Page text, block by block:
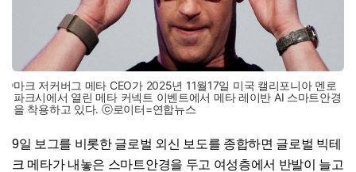
마크 저커버그 메타 CEO가 2025년 11월17일 미국 캘리포니아 멘로
파크시에서 열린 메타 커넥트 이벤트에서 메타 레이반 AI 스마트안경
을 착용하고 있다. ⓒ로이터=연합뉴스
9일 보그를 비롯한 글로벌 외신 보도를 종합하면 글로벌 빅테
크 메타가 내놓은 스마트안경을 두고 여성층에서 반발이 늘고